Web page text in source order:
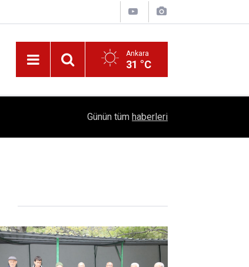
Ankara
31 °C
1504 Kep, Tek Bir Hedef: Bilim Kenti Çubuk
Günün tüm haberleri